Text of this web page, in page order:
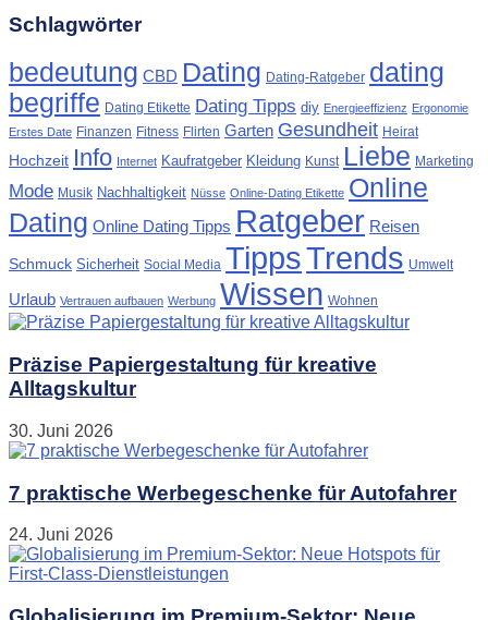
Schlagwörter
bedeutung CBD Dating Dating-Ratgeber dating
begriffe Dating Etikette Dating Tipps diy Energieeffizienz Ergonomie
Erstes Date Finanzen Fitness Flirten Garten Gesundheit Heirat
Hochzeit Info Internet Kaufratgeber Kleidung Kunst Liebe Marketing
Mode Musik Nachhaltigkeit Nüsse Online-Dating Etikette Online
Dating Online Dating Tipps Ratgeber Reisen
Schmuck Sicherheit Social Media TippsTrends Umwelt
Urlaub Vertrauen aufbauen Werbung Wissen Wohnen
Präzise Papiergestaltung für kreative
Alltagskultur
30. Juni 2026
7 praktische Werbegeschenke für Autofahrer
24. Juni 2026